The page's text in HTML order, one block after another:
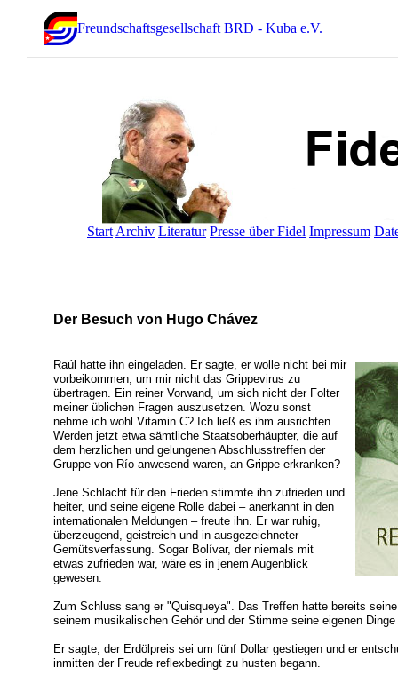
Freundschaftsgesellschaft BRD - Kuba e.V.
Start Archiv Literatur Presse über Fidel Impressum
Der Besuch von Hugo Chávez
Raúl hatte ihn eingeladen. Er sagte, er wolle nicht bei mir
vorbeikommen, um mir nicht das Grippevirus zu
übertragen. Ein reiner Vorwand, um sich nicht der Folter
meiner üblichen Fragen auszusetzen. Wozu sonst
nehme ich wohl Vitamin C? Ich ließ es ihm ausrichten.
Werden jetzt etwa sämtliche Staatsoberhäupter, die auf
dem herzlichen und gelungenen Abschlusstreffen der
Gruppe von Río anwesend waren, an Grippe erkranken?
Jene Schlacht für den Frieden stimmte ihn zufrieden und
heiter, und seine eigene Rolle dabei – anerkannt in den
internationalen Meldungen – freute ihn. Er war ruhig,
überzeugend, geistreich und in ausgezeichneter
Gemütsverfassung. Sogar Bolívar, der niemals mit
etwas zufrieden war, wäre es in jenem Augenblick
gewesen.
Zum Schluss sang er "Quisqueya". Das Treffen hatte bereits
seinem musikalischen Gehör und der Stimme seine eigenen
Er sagte, der Erdölpreis sei um fünf Dollar gestiegen und er
inmitten der Freude reflexbedingt zu husten begann.